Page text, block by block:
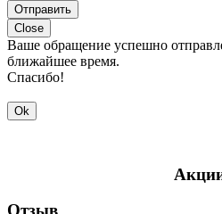
Отправить
Close
Ваше обращение успешно
ближайшее время.
Спасибо!
Ok